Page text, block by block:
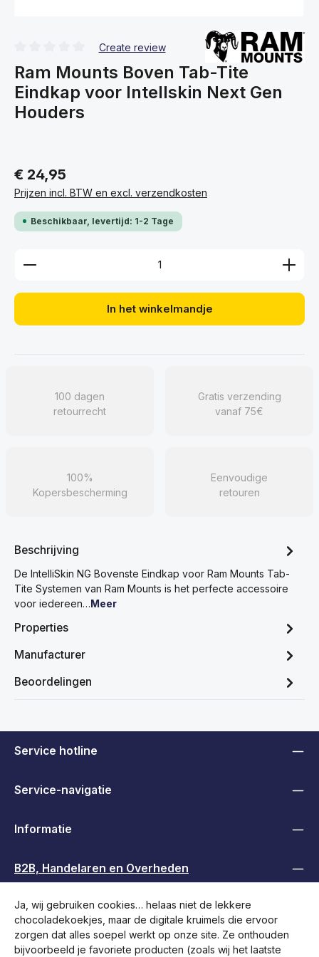
Gemiddelde waardering van 0 van 5 sterren
Create review
Ram Mounts Boven Tab-Tite
Eindkap voor Intellskin Next Gen
Houders
€ 24,95
Prijzen incl. BTW en excl. verzendkosten
Beschikbaar, levertijd: 1-2 Tage
Producthoeveelheid: Voer de gewenste
In het winkelmandje
100 dagen
retourrecht
Gratis verzending
vanaf 75€
100%
Kopersbescherming
Eenvoudige
retouren
Beschrijving
De IntelliSkin NG Bovenste Eindkap voor Ram Mounts Tab-
Tite Systemen van Ram Mounts is het perfecte accessoire
voor iedereen…Meer
Properties
Manufacturer
Beoordelingen
Service hotline
Service-navigatie
Informatie
B2B, Handelaren en Overheden
Volg ons
Ja, wij gebruiken cookies… helaas niet de lekkere
chocoladekoekjes, maar de digitale kruimels die ervoor
zorgen dat alles soepel werkt op onze site. Ze onthouden
bijvoorbeeld je favoriete producten (zoals wij het laatste